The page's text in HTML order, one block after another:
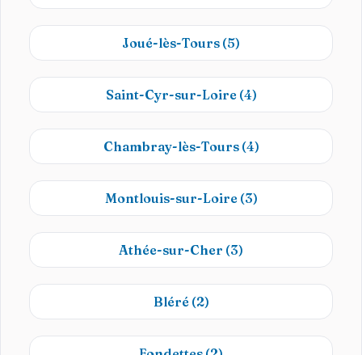
Joué-lès-Tours (5)
Saint-Cyr-sur-Loire (4)
Chambray-lès-Tours (4)
Montlouis-sur-Loire (3)
Athée-sur-Cher (3)
Bléré (2)